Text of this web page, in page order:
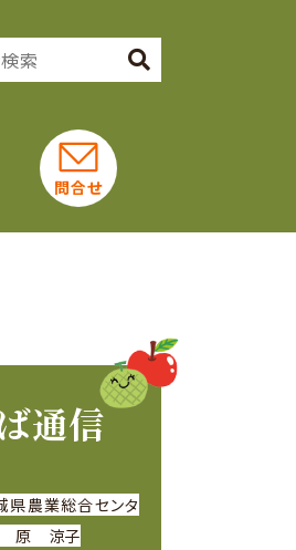
問合せ
通信
県農業総合センタ
原 涼子